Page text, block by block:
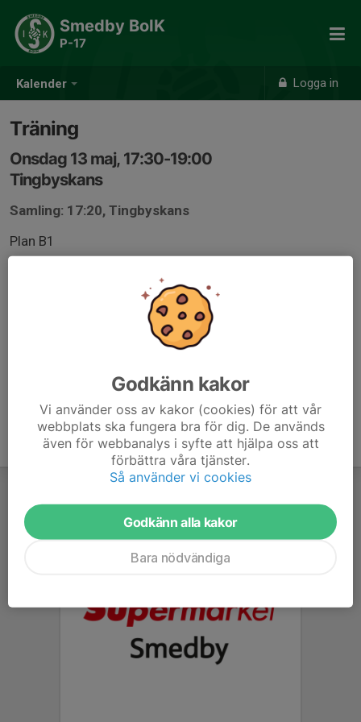
Kalender Logga in
Smedby BoIK
P-17
Träning
Onsdag 13 maj, 17:30-19:00
Tingbyskans
Samling: 17:20, Tingbyskans
Plan B1
Godkänn kakor
Vi använder oss av kakor (cookies) för att vår
webbplats ska fungera bra för dig. De används
även för webbanalys i syfte att hjälpa oss att
förbättra våra tjänster.
Så använder vi cookies
Godkänn alla kakor
Bara nödvändiga